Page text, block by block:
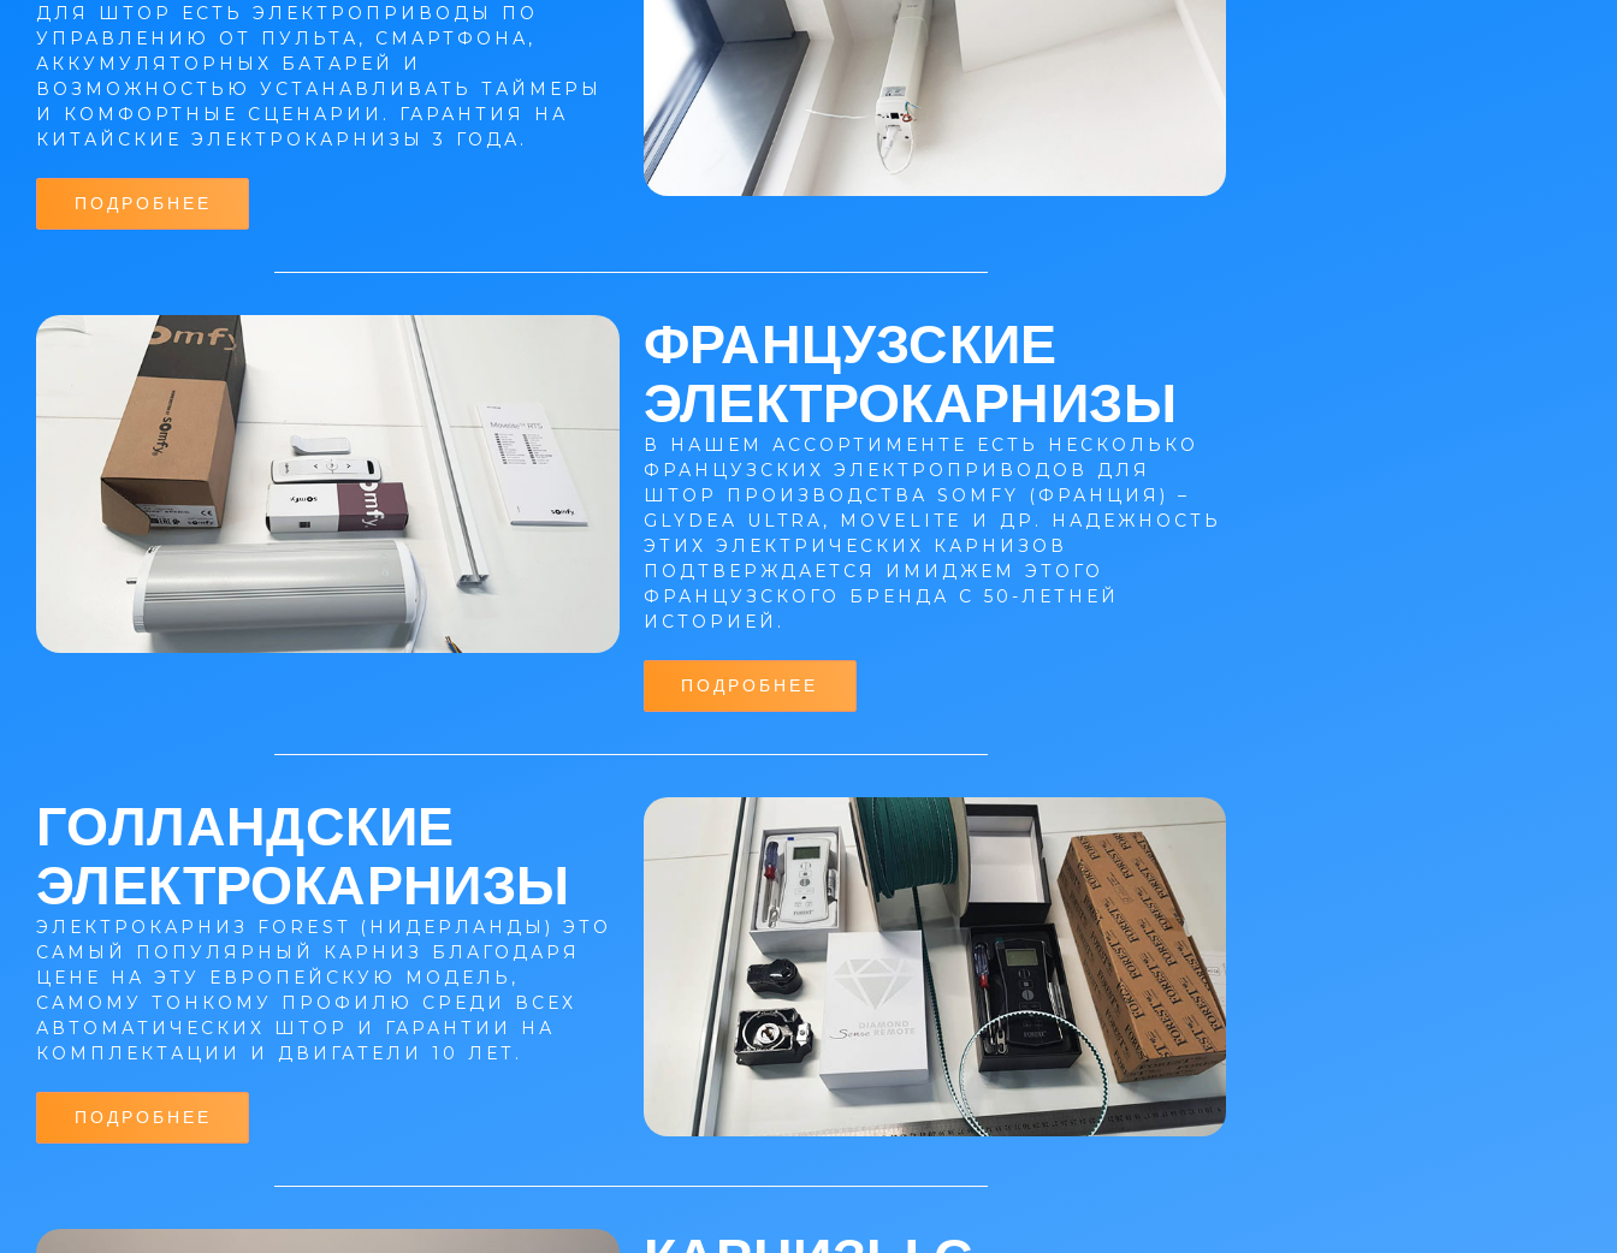
ДЛЯ ШТОР ЕСТЬ ЭЛЕКТРОПРИВОДЫ ПО
УПРАВЛЕНИЮ ОТ ПУЛЬТА, СМАРТФОНА,
АККУМУЛЯТОРНЫХ БАТАРЕЙ И
ВОЗМОЖНОСТЬЮ УСТАНАВЛИВАТЬ ТАЙМЕРЫ
И КОМФОРТНЫЕ СЦЕНАРИИ. ГАРАНТИЯ НА
КИТАЙСКИЕ ЭЛЕКТРОКАРНИЗЫ 3 ГОДА.
ПОДРОБНЕЕ
ФРАНЦУЗСКИЕ
ЭЛЕКТРОКАРНИЗЫ
В НАШЕМ АССОРТИМЕНТЕ ЕСТЬ НЕСКОЛЬКО
ФРАНЦУЗСКИХ ЭЛЕКТРОПРИВОДОВ ДЛЯ
ШТОР ПРОИЗВОДСТВА SOMFY (ФРАНЦИЯ) –
GLYDEA ULTRA, MOVELITE И ДР. НАДЕЖНОСТЬ
ЭТИХ ЭЛЕКТРИЧЕСКИХ КАРНИЗОВ
ПОДТВЕРЖДАЕТСЯ ИМИДЖЕМ ЭТОГО
ФРАНЦУЗСКОГО БРЕНДА С 50-ЛЕТНЕЙ
ИСТОРИЕЙ.
ПОДРОБНЕЕ
ГОЛЛАНДСКИЕ
ЭЛЕКТРОКАРНИЗЫ
ЭЛЕКТРОКАРНИЗ FOREST (НИДЕРЛАНДЫ) ЭТО
САМЫЙ ПОПУЛЯРНЫЙ КАРНИЗ БЛАГОДАРЯ
ЦЕНЕ НА ЭТУ ЕВРОПЕЙСКУЮ МОДЕЛЬ,
САМОМУ ТОНКОМУ ПРОФИЛЮ СРЕДИ ВСЕХ
АВТОМАТИЧЕСКИХ ШТОР И ГАРАНТИИ НА
КОМПЛЕКТАЦИИ И ДВИГАТЕЛИ 10 ЛЕТ.
ПОДРОБНЕЕ